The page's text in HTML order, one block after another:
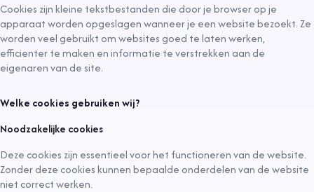
Cookies zijn kleine tekstbestanden die door je browser op je
apparaat worden opgeslagen wanneer je een website bezoekt. Ze
worden veel gebruikt om websites goed te laten werken,
efficienter te maken en informatie te verstrekken aan de
eigenaren van de site.
Welke cookies gebruiken wij?
Noodzakelijke cookies
Deze cookies zijn essentieel voor het functioneren van de website.
Zonder deze cookies kunnen bepaalde onderdelen van de website
niet correct werken.